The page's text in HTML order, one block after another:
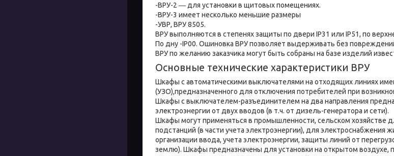
-ВРУ-2 ― для установки в щитовых помещениях.
-ВРУ-3 имеет несколько меньшие размеры
-УВР, ВРУ 8505.
ВРУ выполняются в степенях защиты по двери IP31 или IP51, по
По дну -IP00. Ошиновка ВРУ позволяет выдерживать без
ВРУ по желанию заказчика могут быть собраны на базе изделий
Основные технические характеристики ВРУ
Шкафы с автоматическими выключателями на отходящих линиях
(УЗО),предназначенного для отключения потребителей при
Шкафы с выключателем-разъединителем на два направления
электроэнергии от двух вводов (в т.ч. от дизель-генератора и сети).
Шкафы могут применяться в промышленности, сельском хозяйстве
подстанций (в части учета электроэнергии), для электроснабжения
организации ввода, учета электроэнергии, защиты линий от
землю). Шкафы предназначены для установки на открытом воздухе,